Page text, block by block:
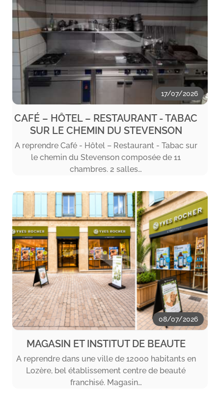
17/07/2026
CAFÉ – HÔTEL – RESTAURANT - TABAC
SUR LE CHEMIN DU STEVENSON
A reprendre Café - Hôtel – Restaurant - Tabac sur
le chemin du Stevenson composée de 11
chambres. 2 salles…
08/07/2026
MAGASIN ET INSTITUT DE BEAUTE
A reprendre dans une ville de 12000 habitants en
Lozère, bel établissement centre de beauté
franchisé. Magasin…